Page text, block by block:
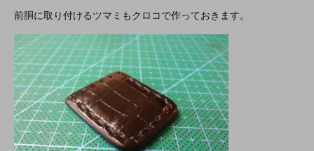
前胴に取り付けるツマミもクロコで作っておきます。